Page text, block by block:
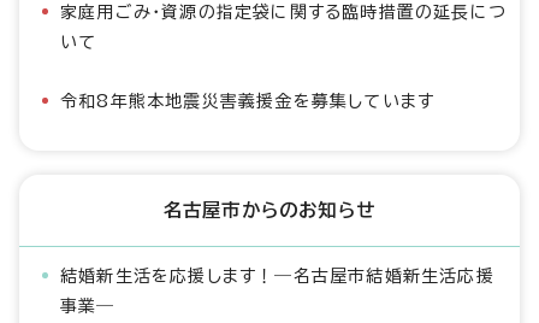
家庭用ごみ・資源の指定袋に関する臨時措置の延長につ
いて
令和8年熊本地震災害義援金を募集しています
名古屋市からのお知らせ
結婚新生活を応援します！―名古屋市結婚新生活応援
事業―